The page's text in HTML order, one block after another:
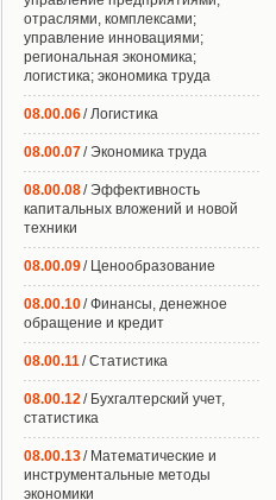
отраслями, комплексами;
управление инновациями;
региональная экономика;
логистика; экономика труда
08.00.06/ Логистика
08.00.07/ Экономика труда
08.00.08/ Эффективность
капитальных вложений и новой
техники
08.00.09/ Ценообразование
08.00.10/ Финансы, денежное
обращение и кредит
08.00.11/ Статистика
08.00.12/ Бухгалтерский учет,
статистика
08.00.13/ Математические и
инструментальные методы
экономики